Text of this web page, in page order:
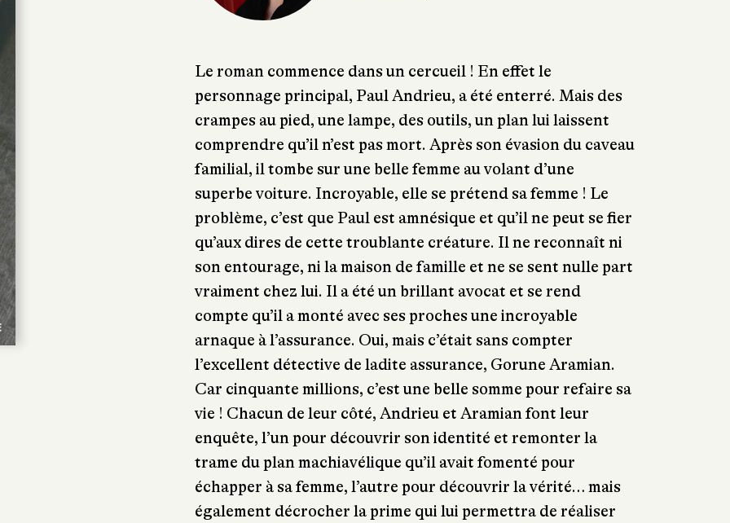
Le roman commence dans un cercueil ! En effet le
personnage principal, Paul Andrieu, a été enterré. Mais des
crampes au pied, une lampe, des outils, un plan lui laissent
comprendre qu’il n’est pas mort. Après son évasion du caveau
familial, il tombe sur une belle femme au volant d’une
superbe voiture. Incroyable, elle se prétend sa femme ! Le
problème, c’est que Paul est amnésique et qu’il ne peut se fier
qu’aux dires de cette troublante créature. Il ne reconnaît ni
son entourage, ni la maison de famille et ne se sent nulle part
vraiment chez lui. Il a été un brillant avocat et se rend
compte qu’il a monté avec ses proches une incroyable
arnaque à l’assurance. Oui, mais c’était sans compter
l’excellent détective de ladite assurance, Gorune Aramian.
Car cinquante millions, c’est une belle somme pour refaire sa
vie ! Chacun de leur côté, Andrieu et Aramian font leur
enquête, l’un pour découvrir son identité et remonter la
trame du plan machiavélique qu’il avait fomenté pour
échapper à sa femme, l’autre pour découvrir la vérité… mais
également décrocher la prime qui lui permettra de réaliser